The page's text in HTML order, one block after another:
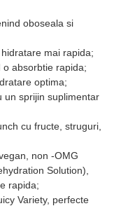
oboseala si
mai rapida;
absorbtie rapida;
optima;
un sprijin suplimentar
cu fructe, struguri,
non -OMG
Solution),
rapida;
Variety, perfecte